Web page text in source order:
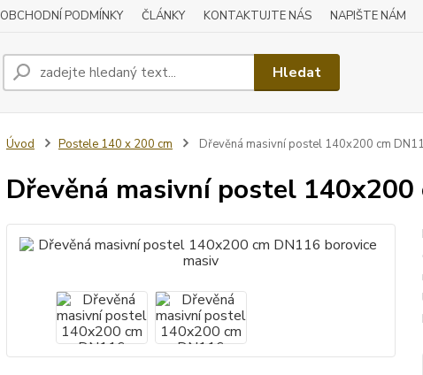
OBCHODNÍ PODMÍNKY ČLÁNKY KONTAKTUJTE NÁS NAPIŠTE NÁM
Hledat
Úvod Postele 140 x 200 cm Dřevěná masivní postel 140x200 cm
Dřevěná masivní postel